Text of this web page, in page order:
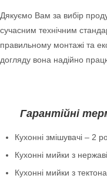
Дякуємо Вам за вибір
сучасним технічним
правильному монтажі та
догляду вона надійно
Гарантійні
Кухонні змішувачі – 2
Кухонні мийки з
Кухонні мийки з